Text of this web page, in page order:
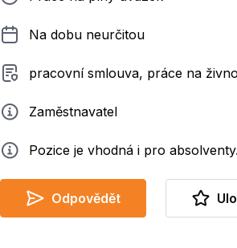
Délka pracovního poměru
Na dobu neurčitou
Typ smluvního vztahu
pracovní smlouva, práce na
ZadavatelZaměstnavatel
Info Pozice je vhodná i pro absolventy.
Odpovědět